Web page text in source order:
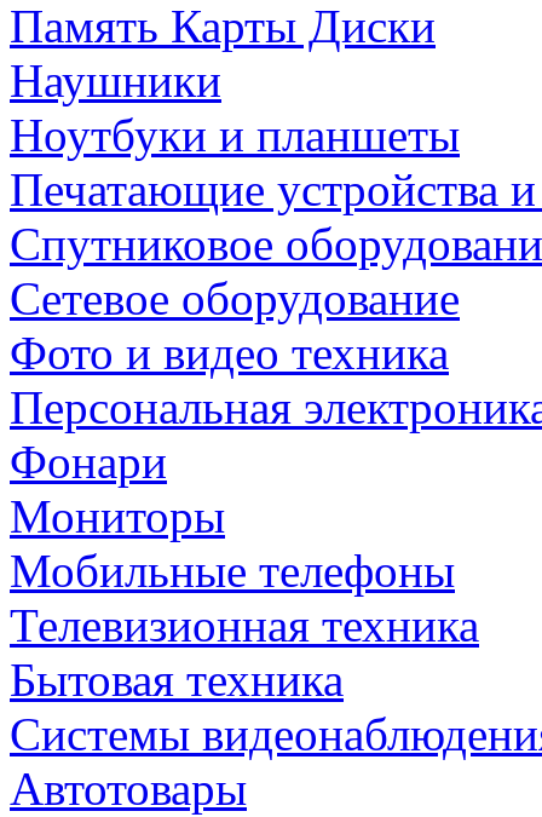
Память Карты Диски
Наушники
Ноутбуки и планшеты
Печатающие устройства
Спутниковое
Сетевое оборудование
Фото и видео техника
Персональная
Фонари
Мониторы
Мобильные телефоны
Телевизионная техника
Бытовая техника
Cистемы
Автотовары